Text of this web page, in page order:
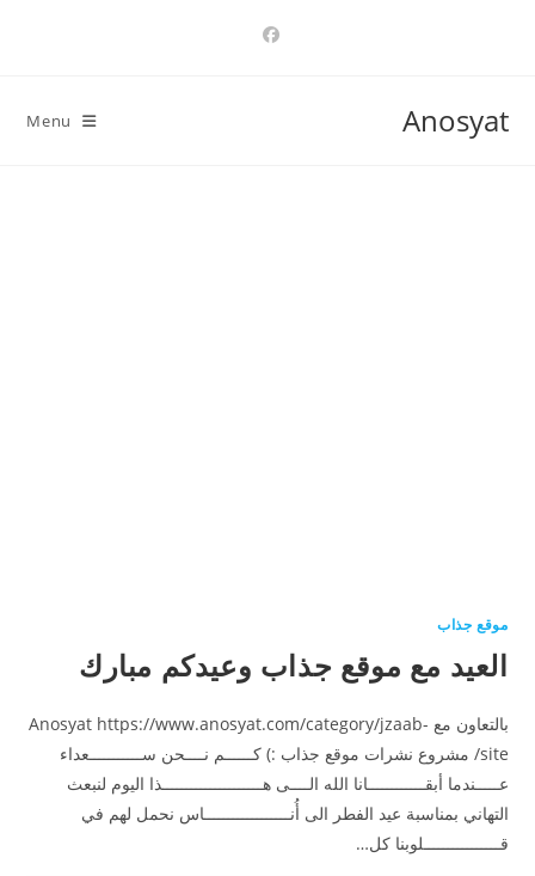
Anosyat
Menu
موقع جذاب
العيد مع موقع جذاب وعيدكم مبارك
بالتعاون مع Anosyat https://www.anosyat.com/category/jzaab-
site/ مشروع نشرات موقع جذاب :) كــــــم نــــحن ســـــــــــعداء
عـــــندما أبقــــــــــــانا الله الــــى هـــــــــــــــــــــذا اليوم لنبعث
التهاني بمناسبة عيد الفطر الى أُنــــــــــــــــــاس نحمل لهم في
قــــــــــــــــلوبنا كل…